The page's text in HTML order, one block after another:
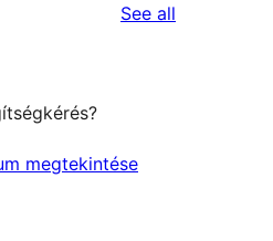
See all
megtekintése